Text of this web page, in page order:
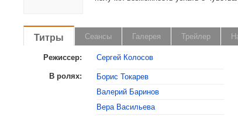
Титры Сеансы Галерея Трейлер
Режиссер: Сергей Колосов
В ролях:
Борис Токарев
Валерий Баринов
Вера Васильева